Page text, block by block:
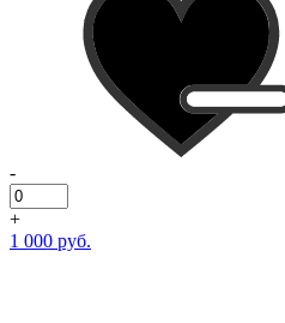
-
+
1 000 руб.